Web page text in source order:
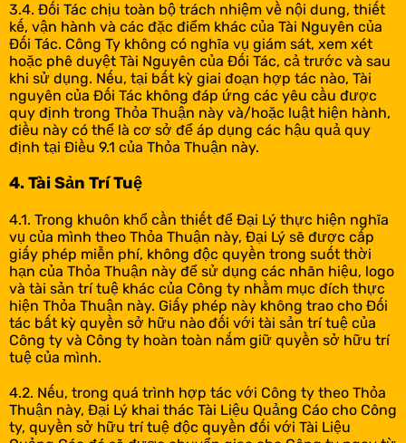
3.4. Đối Tác chịu toàn bộ trách nhiệm về nội dung, thiết
kế, vận hành và các đặc điểm khác của Tài Nguyên của
Đối Tác. Công Ty không có nghĩa vụ giám sát, xem xét
hoặc phê duyệt Tài Nguyên của Đối Tác, cả trước và sau
khi sử dụng. Nếu, tại bất kỳ giai đoạn hợp tác nào, Tài
nguyên của Đối Tác không đáp ứng các yêu cầu được
quy định trong Thỏa Thuận này và/hoặc luật hiện hành,
điều này có thể là cơ sở để áp dụng các hậu quả quy
định tại Điều 9.1 của Thỏa Thuận này.
4. Tài Sản Trí Tuệ
4.1. Trong khuôn khổ cần thiết để Đại Lý thực hiện nghĩa
vụ của mình theo Thỏa Thuận này, Đại Lý sẽ được cấp
giấy phép miễn phí, không độc quyền trong suốt thời
hạn của Thỏa Thuận này để sử dụng các nhãn hiệu, logo
và tài sản trí tuệ khác của Công ty nhằm mục đích thực
hiện Thỏa Thuận này. Giấy phép này không trao cho Đối
tác bất kỳ quyền sở hữu nào đối với tài sản trí tuệ của
Công ty và Công ty hoàn toàn nắm giữ quyền sở hữu trí
tuệ của mình.
4.2. Nếu, trong quá trình hợp tác với Công ty theo Thỏa
Thuận này, Đại Lý khai thác Tài Liệu Quảng Cáo cho Công
ty, quyền sở hữu trí tuệ độc quyền đối với Tài Liệu